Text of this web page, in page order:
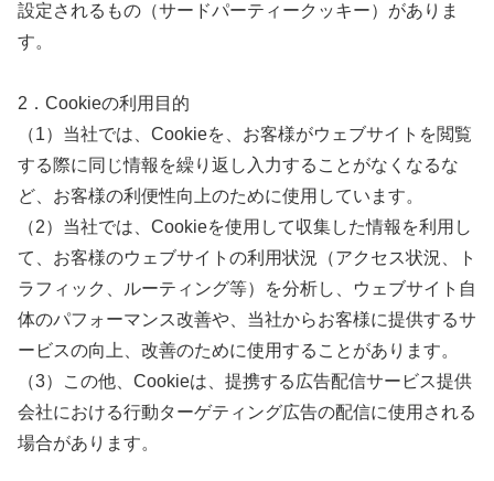
設定されるもの（サードパーティークッキー）がありま
す。
2．Cookieの利用目的
（1）当社では、Cookieを、お客様がウェブサイトを閲覧
する際に同じ情報を繰り返し入力することがなくなるな
ど、お客様の利便性向上のために使用しています。
（2）当社では、Cookieを使用して収集した情報を利用し
て、お客様のウェブサイトの利用状況（アクセス状況、ト
ラフィック、ルーティング等）を分析し、ウェブサイト自
体のパフォーマンス改善や、当社からお客様に提供するサ
ービスの向上、改善のために使用することがあります。
（3）この他、Cookieは、提携する広告配信サービス提供
会社における行動ターゲティング広告の配信に使用される
場合があります。